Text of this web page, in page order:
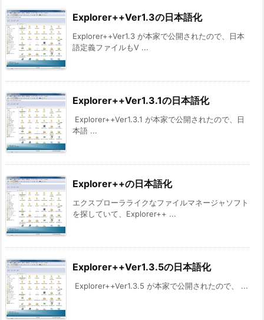
Explorer++Ver1.3の日本語化
Explorer++Ver1.3 が本家で公開されたので、日本
語定義ファイルもV ...
Explorer++Ver1.3.1の日本語化
Explorer++Ver1.3.1 が本家で公開されたので、日
本語 ...
Explorer++の日本語化
エクスプローラライクなファイルマネージャソフト
を探していて、Explorer++ ...
Explorer++Ver1.3.5の日本語化
Explorer++Ver1.3.5 が本家で公開されたので、 ...